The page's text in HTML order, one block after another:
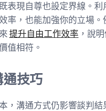
表現自尊也設定界線。利
率，也能加強你的立場。
提升自由工作效率 ，說
值相符。
技巧
，溝通方式仍影響談判